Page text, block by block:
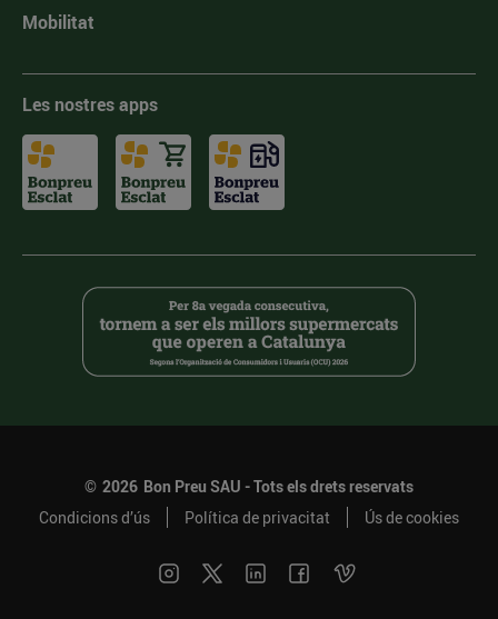
Mobilitat
Les nostres apps
© 2026 Bon Preu SAU - Tots els drets reservats
Condicions d’ús
Política de privacitat Ús de cookies